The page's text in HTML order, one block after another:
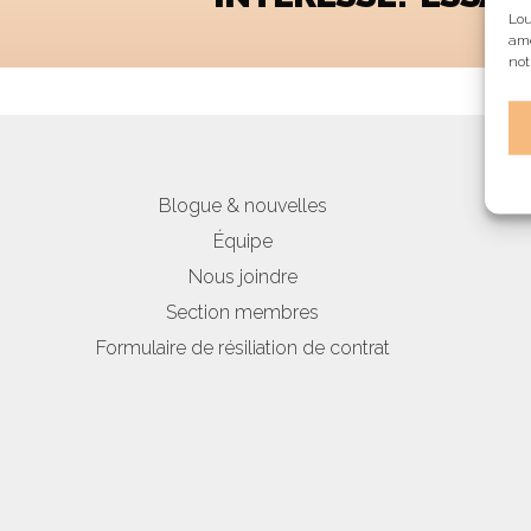
Blogue & nouvelles
Équipe
Nous joindre
Section membres
Formulaire de résiliation de contrat